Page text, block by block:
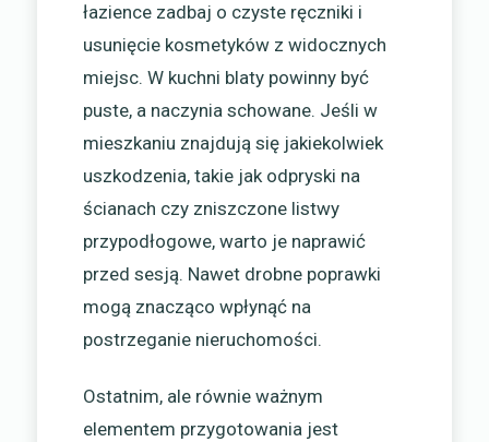
łazience zadbaj o czyste ręczniki i
usunięcie kosmetyków z widocznych
miejsc. W kuchni blaty powinny być
puste, a naczynia schowane. Jeśli w
mieszkaniu znajdują się jakiekolwiek
uszkodzenia, takie jak odpryski na
ścianach czy zniszczone listwy
przypodłogowe, warto je naprawić
przed sesją. Nawet drobne poprawki
mogą znacząco wpłynąć na
postrzeganie nieruchomości.
Ostatnim, ale równie ważnym
elementem przygotowania jest